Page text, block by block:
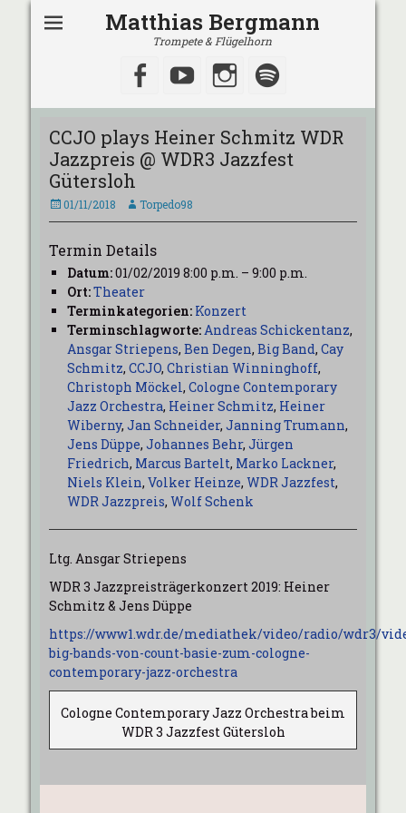
Matthias Bergmann
Trompete & Flügelhorn
Facebook
YouTubeInstagram
CCJO plays Heiner Schmitz WDR
Jazzpreis @ WDR3 Jazzfest
Gütersloh
Veröffentlicht
am
01/11/2018 AutorTorpedo98
Termin Details
Datum:01/02/2019 8:00 p.m. – 9:00 p.m.
Ort:Theater
Terminkategorien: Konzert
Terminschlagworte:Andreas Schickentanz,
Ansgar Striepens, Ben Degen, Big Band, Cay
Schmitz, CCJO, Christian Winninghoff,
Christoph Möckel, Cologne Contemporary
Jazz Orchestra, Heiner Schmitz, Heiner
Wiberny, Jan Schneider, Janning Trumann,
Jens Düppe, Johannes Behr, Jürgen
Friedrich, Marcus Bartelt, Marko Lackner,
Niels Klein, Volker Heinze, WDR Jazzfest,
WDR Jazzpreis, Wolf Schenk
Ltg. Ansgar Striepens
WDR 3 Jazzpreisträgerkonzert 2019: Heiner
Schmitz & Jens Düppe
https://www1.wdr.de/mediathek/video/radio/wdr3/
big-bands-von-count-basie-zum-cologne-
contemporary-jazz-orchestra
Cologne Contemporary Jazz Orchestra beim
WDR 3 Jazzfest Gütersloh